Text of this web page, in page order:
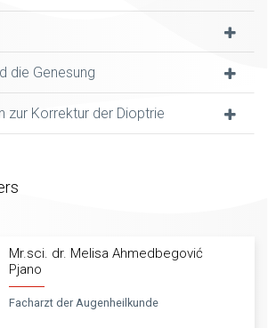
die Genesung
zur Korrektur der Dioptrie
Mr.sci. dr. Melisa Ahmedbegović
Pjano
Facharzt der Augenheilkunde